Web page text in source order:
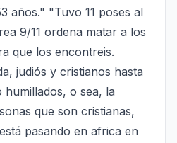
años." "Tuvo 11 poses al
9/11 ordena matar a los
que los encontreis.
judiós y cristianos hasta
o sea, la
que son cristianas,
pasando en africa en